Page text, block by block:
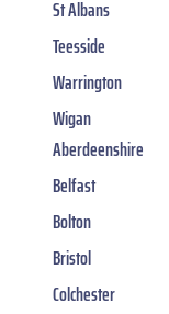
St Albans
Teesside
Warrington
Wigan
Aberdeenshire
Belfast
Bolton
Bristol
Colchester